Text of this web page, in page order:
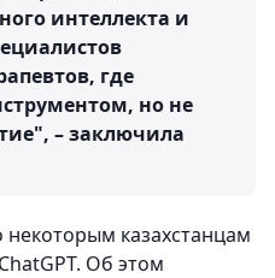
интеллекта и
где
но не
– заключила
некоторым казахстанцам
Об этом